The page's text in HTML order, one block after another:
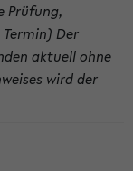
Prüfung,
Der
aktuell ohne
wird der